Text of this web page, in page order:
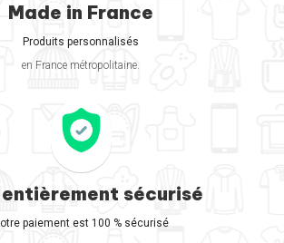
Made in France
Produits personnalisés
en France métropolitaine.
sécurisé
paiement est 100 % sécurisé